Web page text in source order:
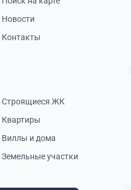
Новости
Контакты
Строящиеся ЖК
Квартиры
Виллы и дома
Земельные участки